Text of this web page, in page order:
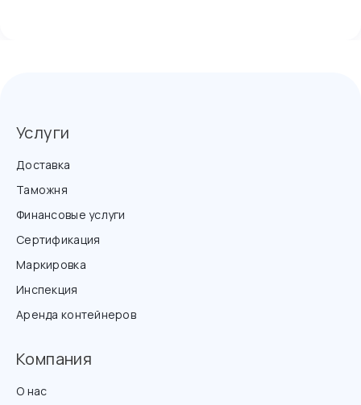
Услуги
Доставка
Таможня
Финансовые услуги
Сертификация
Маркировка
Инспекция
Аренда контейнеров
Компания
О нас